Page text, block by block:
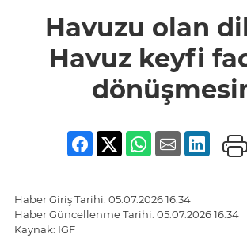
faciaya
dönüşmesin!
Havuzu olan
Havuz keyfi
Haber Giriş Tarihi: 05.07.2026 16:34
Haber Güncellenme Tarihi: 05.07.2026 16:34
Kaynak: IGF